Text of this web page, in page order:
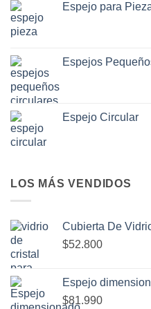
Espejo para
Espejos
Espejo Circular
LOS MÁS VENDIDOS
Cubierta De
$52.800
Espejo
$81.990